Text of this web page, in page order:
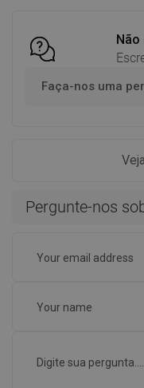
Faça-nos uma
Pergunte-nos